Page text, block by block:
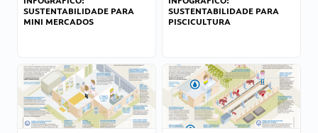
SUSTENTABILIDADE PARA
MINI MERCADOS
SUSTENTABILIDADE PARA
PISCICULTURA